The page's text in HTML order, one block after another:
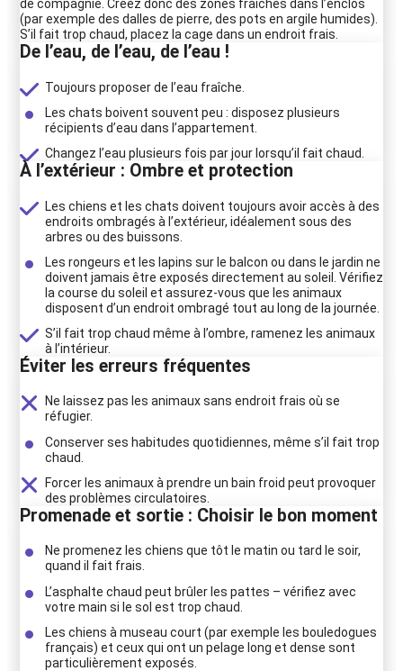
de compagnie. Créez donc des zones fraîches dans l’enclos
(par exemple des dalles de pierre, des pots en argile humides).
S’il fait trop chaud, placez la cage dans un endroit frais.
De l’eau, de l’eau, de l’eau !
Toujours proposer de l’eau fraîche.
Les chats boivent souvent peu : disposez plusieurs
récipients d’eau dans l’appartement.
Changez l’eau plusieurs fois par jour lorsqu’il fait chaud.
À l’extérieur : Ombre et protection
Les chiens et les chats doivent toujours avoir accès à des
endroits ombragés à l’extérieur, idéalement sous des
arbres ou des buissons.
Les rongeurs et les lapins sur le balcon ou dans le jardin ne
doivent jamais être exposés directement au soleil. Vérifiez
la course du soleil et assurez-vous que les animaux
disposent d’un endroit ombragé tout au long de la journée.
S’il fait trop chaud même à l’ombre, ramenez les animaux
à l’intérieur.
Éviter les erreurs fréquentes
Ne laissez pas les animaux sans endroit frais où se
réfugier.
Conserver ses habitudes quotidiennes, même s’il fait trop
chaud.
Forcer les animaux à prendre un bain froid peut provoquer
des problèmes circulatoires.
Promenade et sortie : Choisir le bon moment
Ne promenez les chiens que tôt le matin ou tard le soir,
quand il fait frais.
L’asphalte chaud peut brûler les pattes – vérifiez avec
votre main si le sol est trop chaud.
Les chiens à museau court (par exemple les bouledogues
français) et ceux qui ont un pelage long et dense sont
particulièrement exposés.